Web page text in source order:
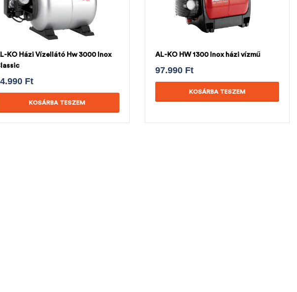
KO Házi Vízellátó Hw 3000 Inox
Ft
KOSÁRBA TESZEM
AL-KO HW 1300 Inox házi vízmű
97.990 Ft
KOSÁRBA TESZEM